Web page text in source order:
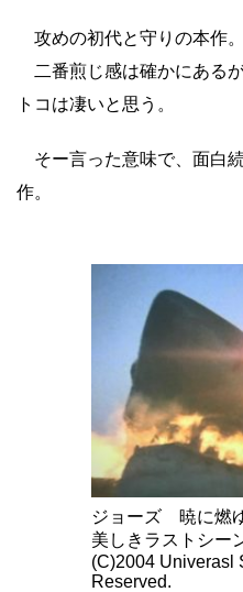
攻めの初代と守りの本作。
二番煎じ感は確かにある
トコは凄いと思う。
そー言った意味で、面白
作。
ジョーズ 暁に燃
美しきラストシー
(C)2004 Univerasl
Reserved.